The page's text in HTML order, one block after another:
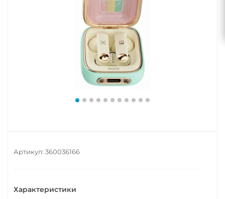
Артикул: 360036166
Характеристики